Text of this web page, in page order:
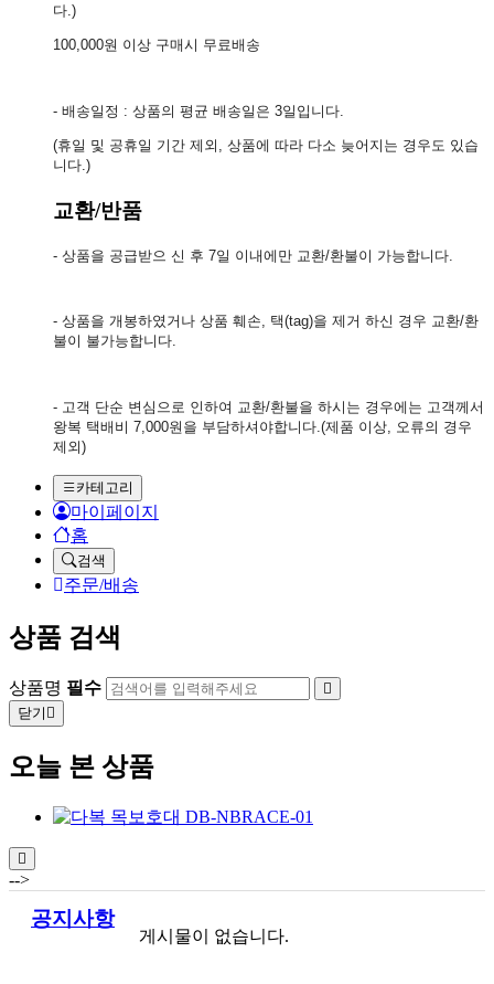
다.)
100,000원 이상 구매시 무료배송
- 배송일정 : 상품의 평균 배송일은 3일입니다.
(휴일 및 공휴일 기간 제외, 상품에 따라 다소 늦어지는 경우도 있습
니다.)
교환/반품
- 상품을 공급받으 신 후 7일 이내에만 교환/환불이 가능합니다.
- 상품을 개봉하였거나 상품 훼손, 택(tag)을 제거 하신 경우 교환/환
불이 불가능합니다.
- 고객 단순 변심으로 인하여 교환/환불을 하시는 경우에는 고객께서
왕복 택배비 7,000원을 부담하셔야합니다.(제품 이상, 오류의 경우
제외)
카테고리
마이페이지
홈
검색
주문/배송
상품 검색
상품명 필수
닫기
오늘 본 상품
-->
공지사항
게시물이 없습니다.